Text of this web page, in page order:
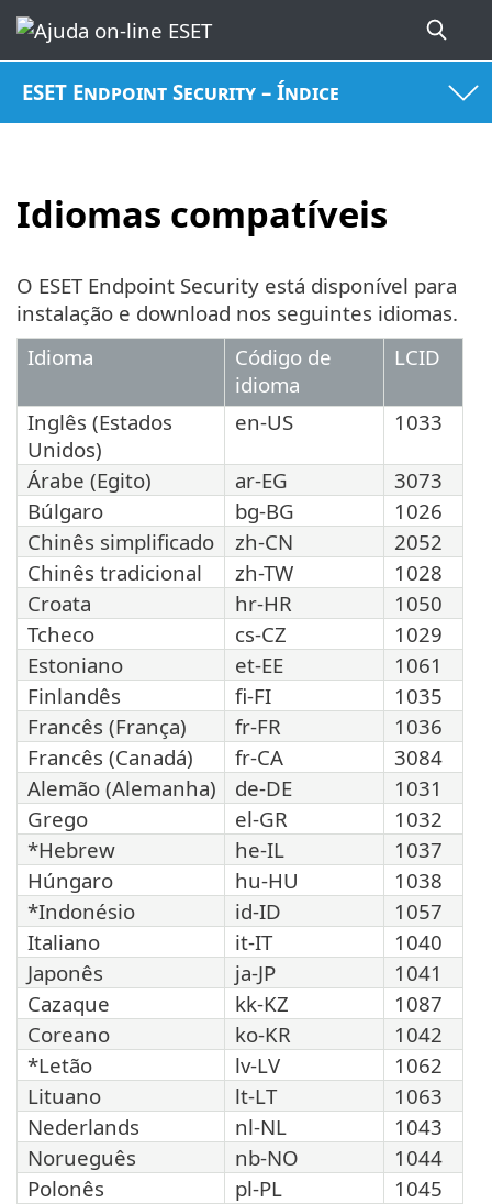
ESET Endpoint Security – Índice
Idiomas compatíveis
O ESET Endpoint Security está disponível para
instalação e download nos seguintes idiomas.
Idioma
Código de
idioma
LCID
Inglês (Estados
Unidos)
en-US 1033
Árabe (Egito) ar-EG
3073
Búlgaro
bg-BG
1026
Chinês simplificado
zh-CN
2052
Chinês tradicional
zh-TW
1028
Croata
hr-HR
1050
Tcheco
cs-CZ
1029
Estoniano
et-EE
1061
Finlandês
fi-FI
1035
Francês (França)
fr-FR
1036
Francês (Canadá)
fr-CA
3084
Alemão (Alemanha)
de-DE
1031
Grego
el-GR
1032
*Hebrew
he-IL
1037
Húngaro
hu-HU
1038
*Indonésio
id-ID
1057
Italiano
it-IT
1040
Japonês
ja-JP
1041
Cazaque
kk-KZ
1087
Coreano
ko-KR
1042
*Letão
lv-LV
1062
Lituano
lt-LT
1063
Nederlands
nl-NL
1043
Norueguês
nb-NO
1044
Polonês
pl-PL
1045